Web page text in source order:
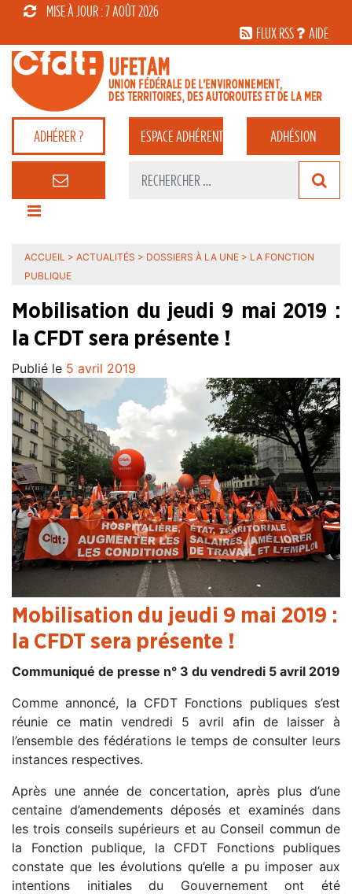
MISE À JOUR : 7 AOÛT 2026
FLUX RSS
AIDE
ADHÉRER ? ESPACEADHÉRENT ADHÉSION
ACCUEIL > ACTUALITÉS > DOSSIERS À LA UNE > LA FONCTION
PUBLIQUE
Mobilisation du jeudi 9 mai 2019 :
la CFDT sera présente !
Publié le 5 avril 2019
Mobilisation du jeudi 9 mai 2019 :
la CFDT sera présente !
Communiqué de presse n° 3 du vendredi 5 avril 2019
Comme annoncé, la CFDT Fonctions publiques s’est
réunie ce matin vendredi 5 avril afin de laisser à
l’ensemble des fédérations le temps de consulter leurs
instances respectives.
Après une année de concertation, après plus d’une
centaine d’amendements déposés et examinés dans
les trois conseils supérieurs et au Conseil commun de
la Fonction publique, la CFDT Fonctions publiques
constate que les évolutions qu’elle a pu imposer aux
intentions initiales du Gouvernement ont été